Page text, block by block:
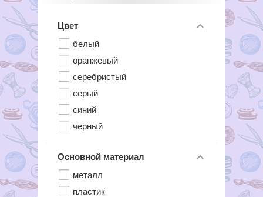
Цвет
белый
оранжевый
серебристый
серый
синий
черный
Основной материал
металл
пластик